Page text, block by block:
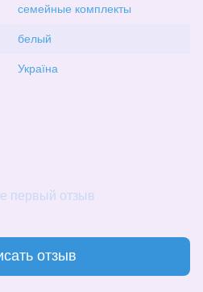
семейные комплекты
белый
Україна
первый отзыв
отзыв